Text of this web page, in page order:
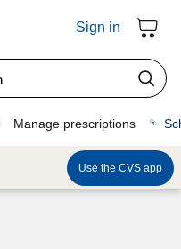
Sign in
Manage prescriptions
Use the CVS app